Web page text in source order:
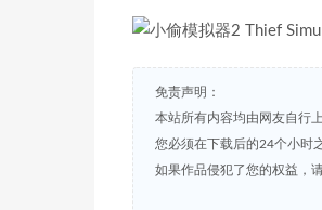
免责声明：
本站所有内容均由网友自行
您必须在下载后的24个小时
如果作品侵犯了您的权益，